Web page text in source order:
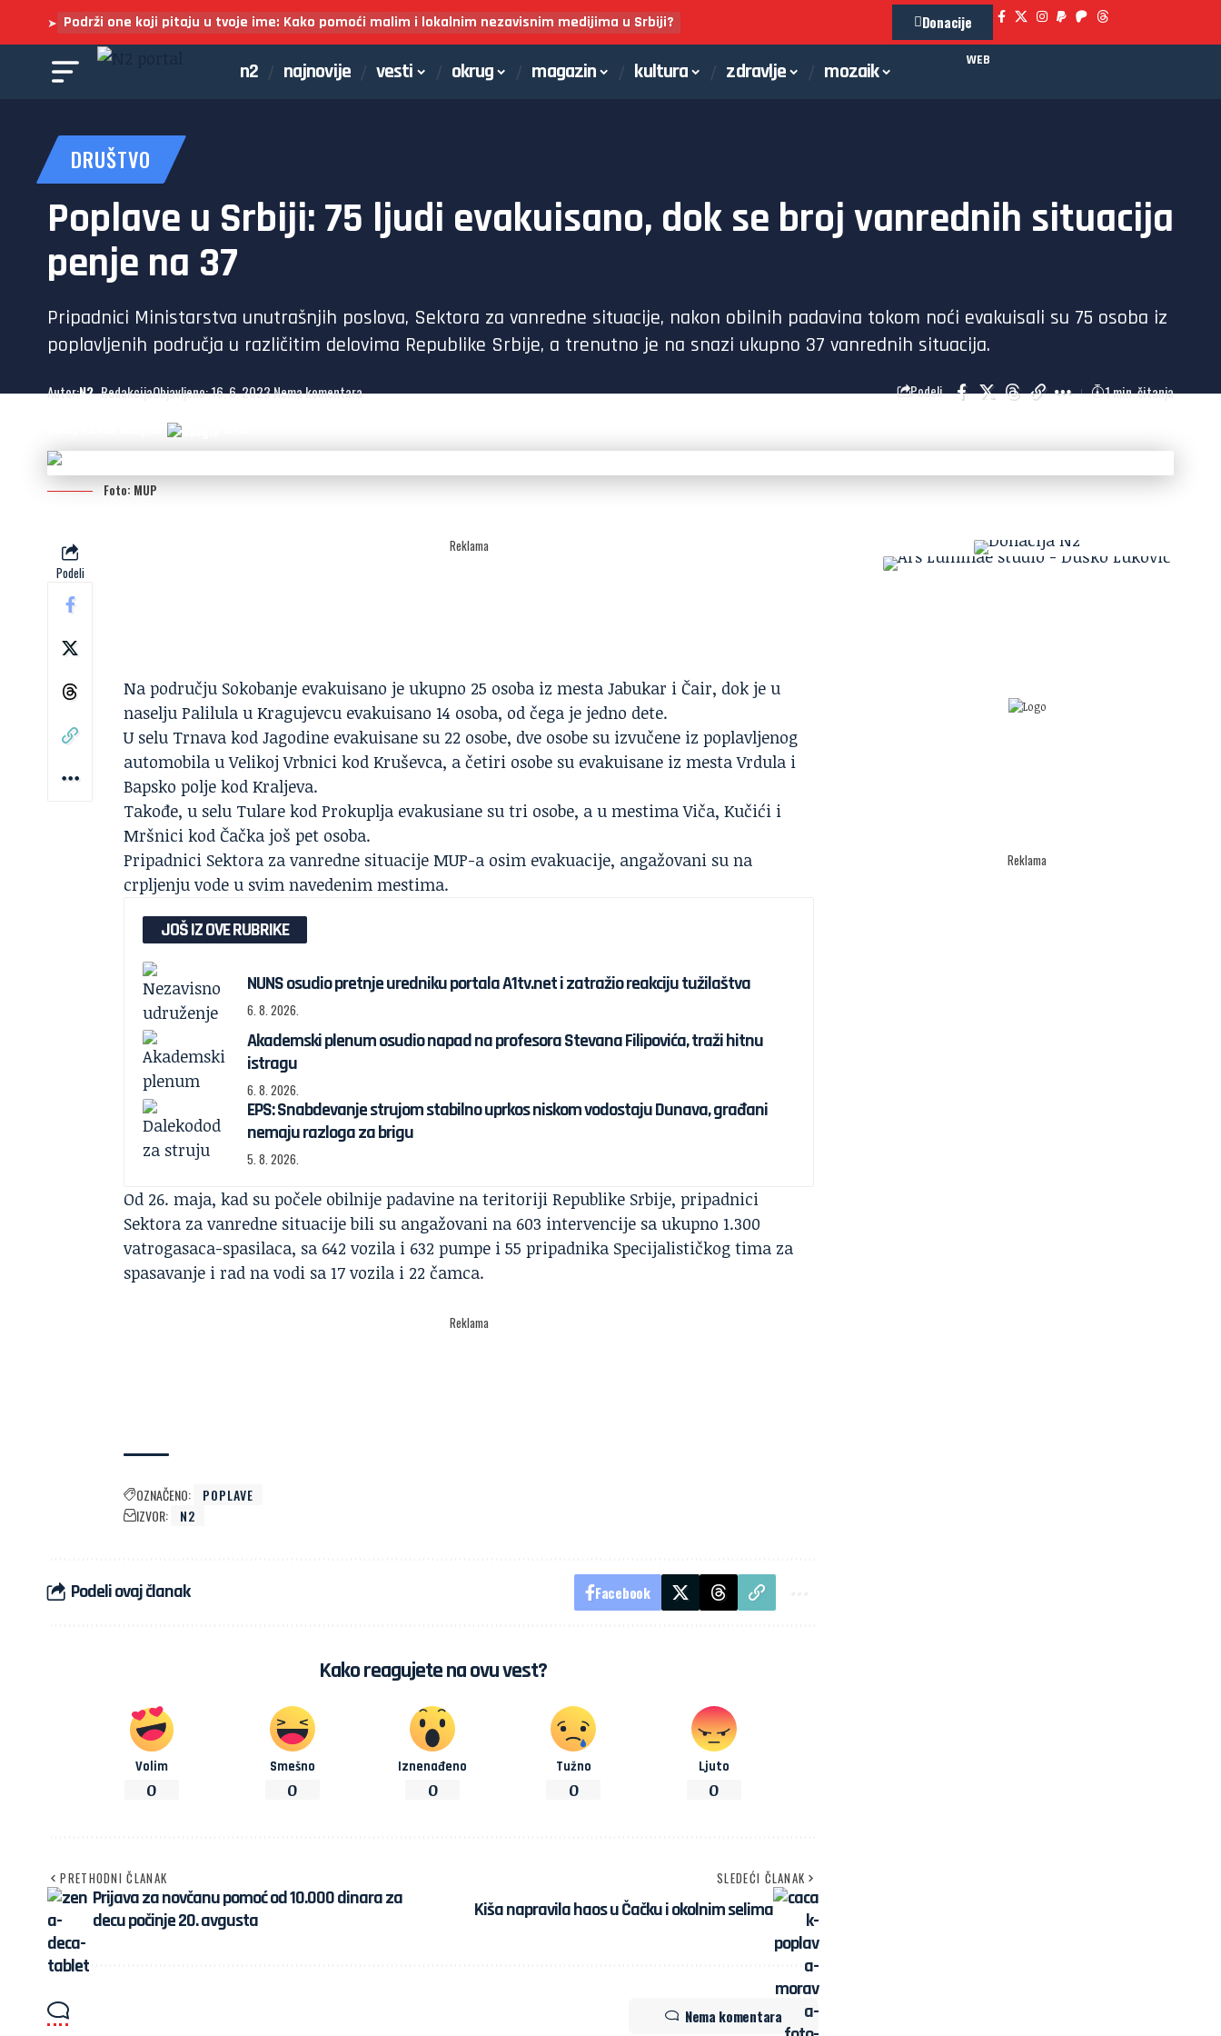
➤ Podrži one koji pitaju u tvoje ime: Kako pomoći malim i lokalnim nezavisnim medijima u Srbiji? Donacije
n2 najnovije vesti okrug magazin kultura zdravlje mozaik WEB
DRUŠTVO
Poplave u Srbiji: 75 ljudi evakuisano, dok se broj vanrednih situacija
penje na 37
Pripadnici Ministarstva unutrašnjih poslova, Sektora za vanredne situacije, nakon obilnih padavina tokom noći evakuisali su 75 osoba iz
poplavljenih područja u različitim delovima Republike Srbije, a trenutno je na snazi ukupno 37 vanrednih situacija.
Autor:N2- RedakcijaObjavljeno: 16. 6. 2023.Nema komentara Podeli 1 min. čitanja
Foto: MUP
Podeli
Reklama
Na području Sokobanje evakuisano je ukupno 25 osoba iz mesta Jabukar i Čair, dok je u
naselju Palilula u Kragujevcu evakuisano 14 osoba, od čega je jedno dete.
U selu Trnava kod Jagodine evakuisane su 22 osobe, dve osobe su izvučene iz poplavljenog
automobila u Velikoj Vrbnici kod Kruševca, a četiri osobe su evakuisane iz mesta Vrdula i
Bapsko polje kod Kraljeva.
Takođe, u selu Tulare kod Prokuplja evakusiane su tri osobe, a u mestima Viča, Kučići i
Mršnici kod Čačka još pet osoba.
Pripadnici Sektora za vanredne situacije MUP-a osim evakuacije, angažovani su na
crpljenju vode u svim navedenim mestima.
JOŠ IZ OVE RUBRIKE
NUNS osudio pretnje uredniku portala A1tv.net i zatražio reakciju tužilaštva
6. 8. 2026.
Akademski plenum osudio napad na profesora Stevana Filipovića, traži hitnu
istragu
6. 8. 2026.
EPS: Snabdevanje strujom stabilno uprkos niskom vodostaju Dunava, građani
nemaju razloga za brigu
5. 8. 2026.
Od 26. maja, kad su počele obilnije padavine na teritoriji Republike Srbije, pripadnici
Sektora za vanredne situacije bili su angažovani na 603 intervencije sa ukupno 1.300
vatrogasaca-spasilaca, sa 642 vozila i 632 pumpe i 55 pripadnika Specijalističkog tima za
spasavanje i rad na vodi sa 17 vozila i 22 čamca.
Reklama
OZNAČENO:
POPLAVE
IZVOR:
N2
Podeli ovaj članak Facebook
Kako reagujete na ovu vest?
Volim
0
Smešno
0
Iznenađeno
0
Tužno
0
Ljuto
0
PRETHODNI ČLANAK
Prijava za novčanu pomoć od 10.000 dinara za
decu počinje 20. avgusta
SLEDEĆI ČLANAK
Kiša napravila haos u Čačku i okolnim selima
Nema komentara
Reklama